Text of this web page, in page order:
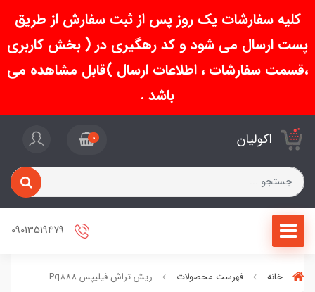
کلیه سفارشات یک روز پس از ثبت سفارش از طریق
پست ارسال می شود و کد رهگیری در ( بخش کاربری
،قسمت سفارشات ، اطلاعات ارسال )قابل مشاهده می
باشد .
اکولیان 0
خانه فهرست محصولات ریش تراش فیلیپس Pq888